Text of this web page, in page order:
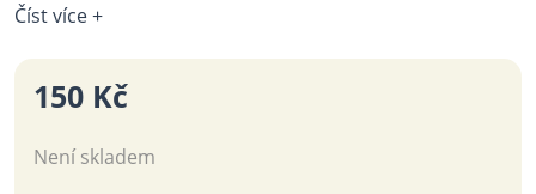
Číst více +
150 Kč
Není skladem